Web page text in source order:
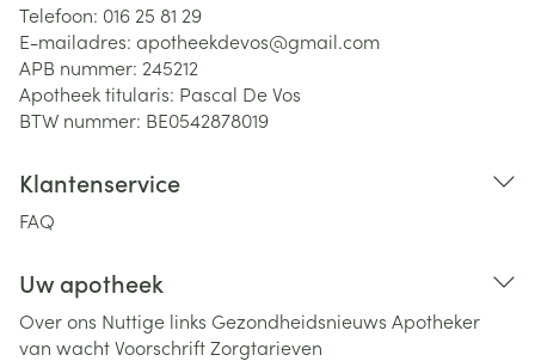
Telefoon: 016 25 81 29
E-mailadres: apotheekdevos@gmail.com
APB nummer: 245212
Apotheek titularis: Pascal De Vos
BTW nummer: BE0542878019
Klantenservice
FAQ
Uw apotheek
Over ons Nuttige links Gezondheidsnieuws Apotheker
van wachtVoorschriftZorgtarieven